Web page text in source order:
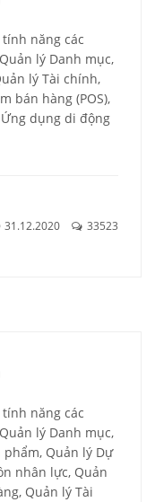
năng các
lý Danh mục,
lý Tài chính,
bán hàng (POS),
dụng di động
31.12.2020 33523
năng các
lý Danh mục,
phẩm, Quản lý Dự
nhân lực, Quản
Quản lý Tài